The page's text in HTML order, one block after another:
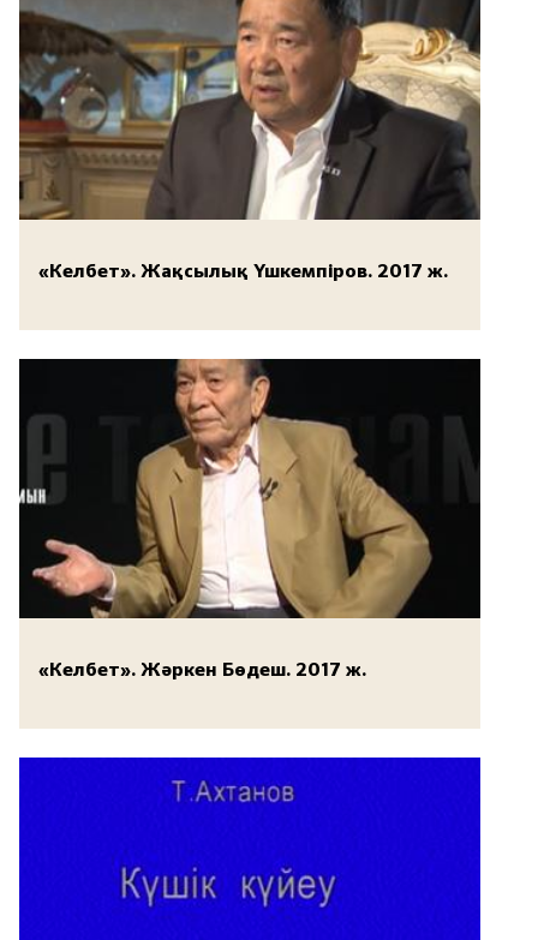
«Келбет». Жақсылық Үшкемпіров. 2017 ж.
«Келбет». Жәркен Бөдеш. 2017 ж.